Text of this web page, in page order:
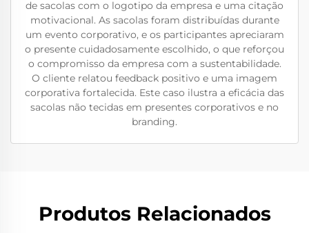
de sacolas com o logotipo da empresa e uma citação
motivacional. As sacolas foram distribuídas durante
um evento corporativo, e os participantes apreciaram
o presente cuidadosamente escolhido, o que reforçou
o compromisso da empresa com a sustentabilidade.
O cliente relatou feedback positivo e uma imagem
corporativa fortalecida. Este caso ilustra a eficácia das
sacolas não tecidas em presentes corporativos e no
branding.
Produtos Relacionados